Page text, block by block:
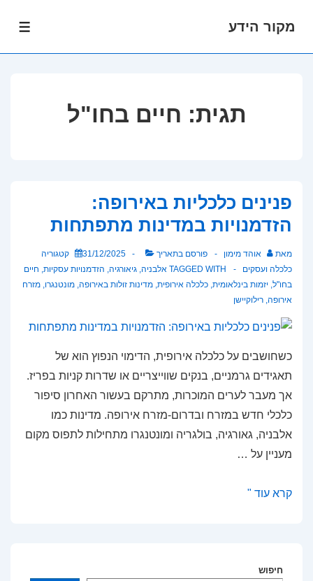
מקור הידע
תגית: חיים בחו"ל
פנינים כלכליות באירופה:
הזדמנויות במדינות מתפתחות
מאת אוהד מימון פורסם בתאריך 31/12/2025
קטגוריה
כלכלה ועסקים
TAGGED WITH אלבניה, גיאורגיה, הזדמנויות עסקיות, חיים
בחו"ל, יזמות בינלאומית, כלכלה אירופית, מדינות זולות באירופה, מונטנגרו, מזרח
אירופה, רילוקיישן
כשחושבים על כלכלה אירופית, הדימוי הנפוץ הוא של
תאגידים גרמניים, בנקים שווייצריים או שדרות קניות בפריז.
אך מעבר לערים המוכרות, מתרקם בעשור האחרון סיפור
כלכלי חדש במזרח ובדרום-מזרח אירופה. מדינות כמו
אלבניה, גאורגיה, בולגריה ומונטנגרו מתחילות לתפוס מקום
מעניין על …
פנינים
במדינות
קרא עוד "
חיפוש